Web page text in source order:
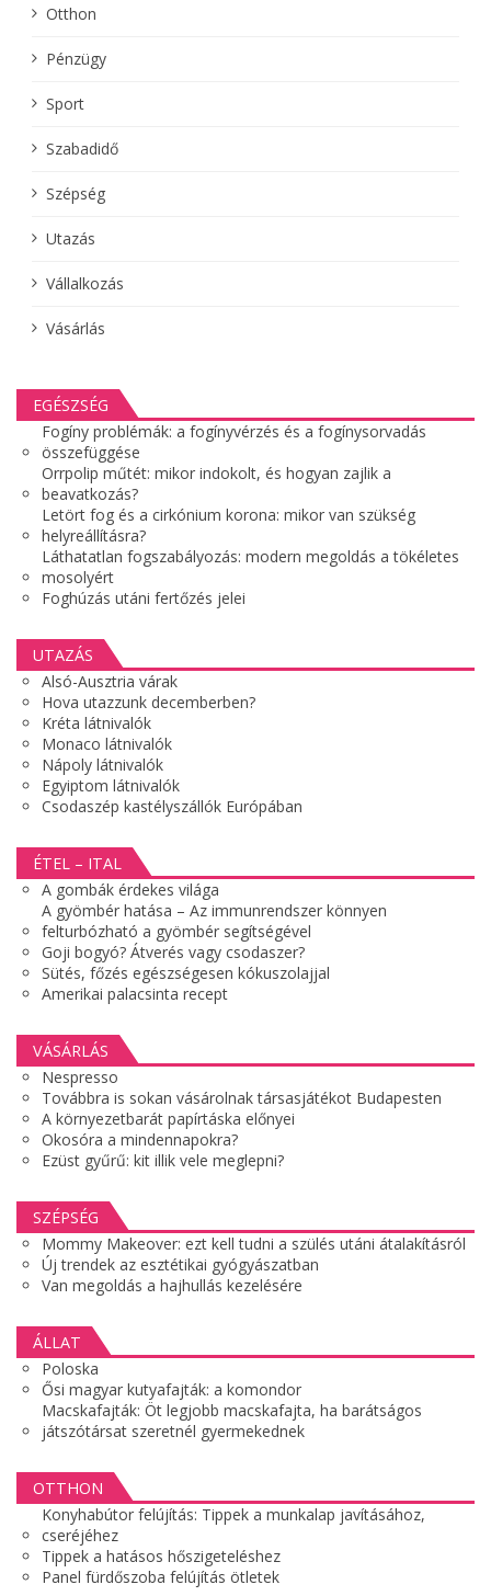
Otthon
Pénzügy
Sport
Szabadidő
Szépség
Utazás
Vállalkozás
Vásárlás
EGÉSZSÉG
Fogíny problémák: a fogínyvérzés és a fogínysorvadás
összefüggése
Orrpolip műtét: mikor indokolt, és hogyan zajlik a
beavatkozás?
Letört fog és a cirkónium korona: mikor van szükség
helyreállításra?
Láthatatlan fogszabályozás: modern megoldás a tökéletes
mosolyért
Foghúzás utáni fertőzés jelei
UTAZÁS
Alsó-Ausztria várak
Hova utazzunk decemberben?
Kréta látnivalók
Monaco látnivalók
Nápoly látnivalók
Egyiptom látnivalók
Csodaszép kastélyszállók Európában
ÉTEL – ITAL
A gombák érdekes világa
A gyömbér hatása – Az immunrendszer könnyen
felturbózható a gyömbér segítségével
Goji bogyó? Átverés vagy csodaszer?
Sütés, főzés egészségesen kókuszolajjal
Amerikai palacsinta recept
VÁSÁRLÁS
Nespresso
Továbbra is sokan vásárolnak társasjátékot Budapesten
A környezetbarát papírtáska előnyei
Okosóra a mindennapokra?
Ezüst gyűrű: kit illik vele meglepni?
SZÉPSÉG
Mommy Makeover: ezt kell tudni a szülés utáni átalakításról
Új trendek az esztétikai gyógyászatban
Van megoldás a hajhullás kezelésére
ÁLLAT
Poloska
Ősi magyar kutyafajták: a komondor
Macskafajták: Öt legjobb macskafajta, ha barátságos
játszótársat szeretnél gyermekednek
OTTHON
Konyhabútor felújítás: Tippek a munkalap javításához,
cseréjéhez
Tippek a hatásos hőszigeteléshez
Panel fürdőszoba felújítás ötletek